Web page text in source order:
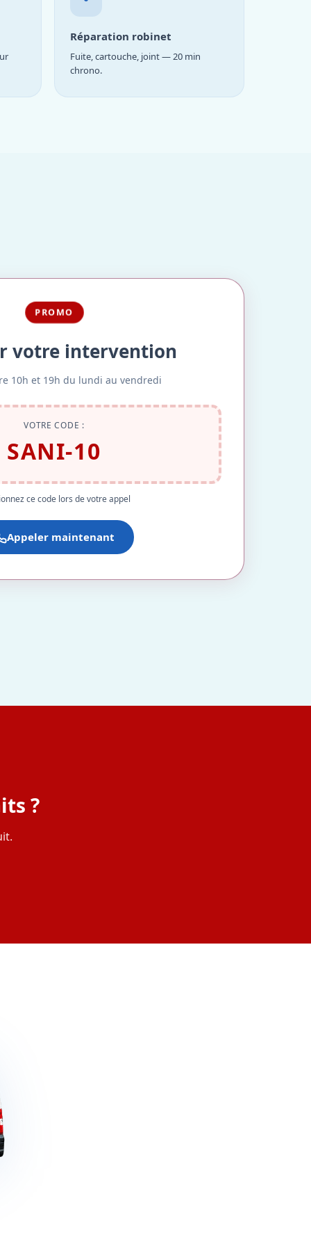
Réparation robinet
Fuite, cartouche, joint — 20 min
chrono.
PROMO
votre intervention
10h et 19h du lundi au vendredi
VOTRE CODE :
SANI-10
ce code lors de votre appel
Appeler maintenant
?